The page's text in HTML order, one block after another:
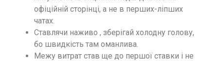
офіційній сторінці, а не в перших-ліпших
чатах.
Ставлячи наживо , зберігай холодну голову,
бо швидкість там оманлива.
Межу витрат став ще до першої ставки і не